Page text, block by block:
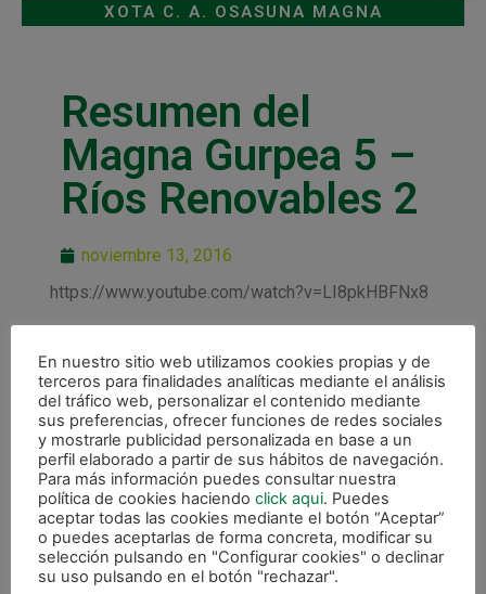
XOTA C. A. OSASUNA MAGNA
Resumen del
Magna Gurpea 5 –
Ríos Renovables 2
noviembre 13, 2016
https://www.youtube.com/watch?v=LI8pkHBFNx8
ANTERIOR
Invictus Magna Gurpea que derrota a Ríos Ren. Zaragoza (5-2)
SIGUIENTE
Primera prueba para Magna Gurpea ante ElPozo Murcia
CALENDARIO DE LIGA
En nuestro sitio web utilizamos cookies propias y de
terceros para finalidades analíticas mediante el análisis
del tráfico web, personalizar el contenido mediante
sus preferencias, ofrecer funciones de redes sociales
y mostrarle publicidad personalizada en base a un
perfil elaborado a partir de sus hábitos de navegación.
Para más información puedes consultar nuestra
política de cookies haciendo click aqui. Puedes
aceptar todas las cookies mediante el botón “Aceptar”
o puedes aceptarlas de forma concreta, modificar su
selección pulsando en "Configurar cookies" o declinar
su uso pulsando en el botón "rechazar".